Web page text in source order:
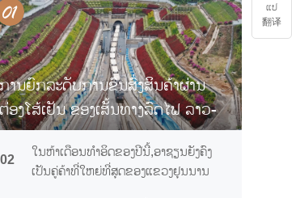
ການຍົກລະດັບການຂົນສົ່ງສິນຄ້າຜ່ານ
ຕ່ອງໂສ້ເຢັນ ຂອງເສັ້ນທາງລົດໄຟ ລາວ-
ຈີນ ຊ່ວຍໃຫ້ໝາກຖົ່ວລຽນ "ສົ່ງເຖິງຢ່າງ
ສົດໃໝ່" ຂ້າມຊາດ
02
ໃນຫ້າເດືອນທຳອິດຂອງປີນີ້,ອາຊຽນຍັງຄົງ
ເປັນຄູ່ຄ້າທີ່ໃຫຍ່ທີ່ສຸດຂອງແຂວງຢຸນນານ
ແປ
翻译